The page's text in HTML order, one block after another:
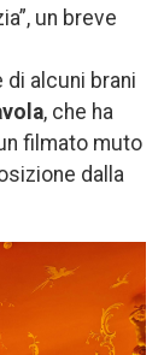
un breve
di alcuni brani
, che ha
filmato muto
dalla